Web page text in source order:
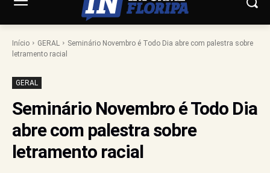
Início GERAL
Seminário Novembro é Todo Dia abre com palestra sobre
letramento racial
GERAL
Seminário Novembro é Todo Dia
abre com palestra sobre
letramento racial